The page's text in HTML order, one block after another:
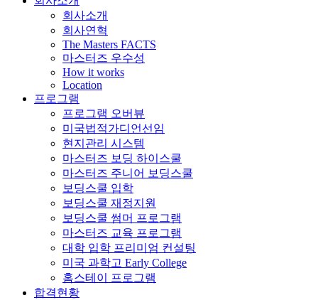
회사소개
회사연혁
The Masters FACTS
마스터즈 우수성
How it works
Location
프로그램
프로그램 오버뷰
미국법적가디언선임
현지관리 시스템
마스터즈 보딩 하이스쿨
마스터즈 주니어 보딩스쿨
보딩스쿨 입학
보딩스쿨 재정지원
보딩스쿨 썸머 프로그램
마스터즈 교육 프로그램
대학 입학 프리미엄 컨설팅
미국 과학고 Early College
홈스테이 프로그램
합격현황